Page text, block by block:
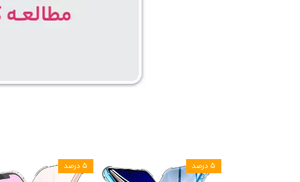
۵ درصد ۵ درصد